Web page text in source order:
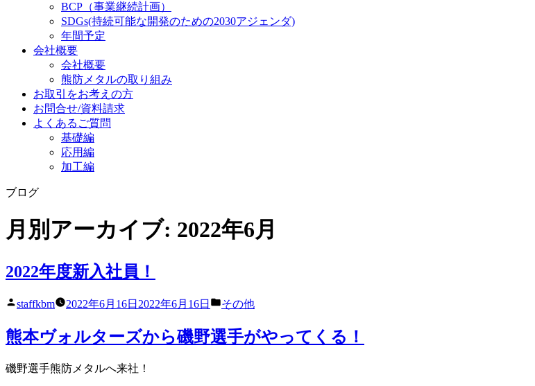
BCP（事業継続計画）
SDGs(持続可能な開発のための2030アジェンダ)
年間予定
会社概要
会社概要
熊防メタルの取り組み
お取引をお考えの方
お問合せ/資料請求
よくあるご質問
基礎編
応用編
加工編
ブログ
月別アーカイブ: 2022年6月
2022年度新入社員！
投
者:
staffkbm 2022年6月16日 2022年6月16日
カ
ゴ
リ
その他
熊本ヴォルターズから磯野選手がやってくる！
磯野選手熊防メタルへ来社！